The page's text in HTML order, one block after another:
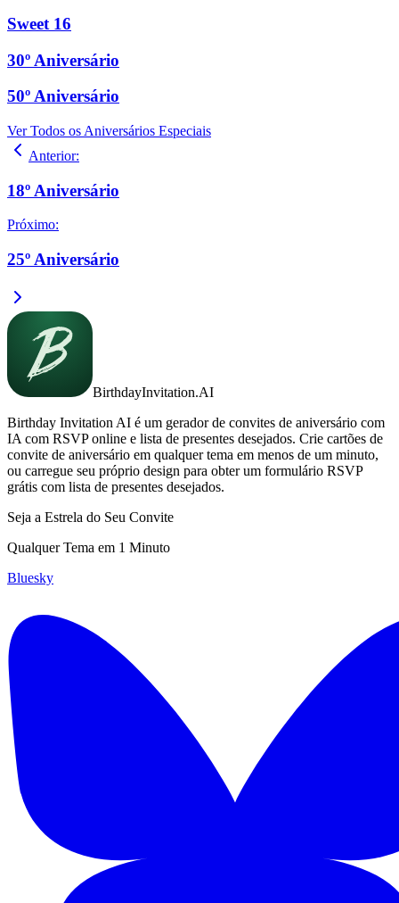
Sweet 16
30º Aniversário
50º Aniversário
Ver Todos os Aniversários Especiais
Anterior:
18º Aniversário
Próximo:
25º Aniversário
BirthdayInvitation.AI
Birthday Invitation AI é um gerador de convites de aniversário com
IA com RSVP online e lista de presentes desejados. Crie cartões de
convite de aniversário em qualquer tema em menos de um minuto,
ou carregue seu próprio design para obter um formulário RSVP
grátis com lista de presentes desejados.
Seja a Estrela do Seu Convite
Qualquer Tema em 1 Minuto
Bluesky